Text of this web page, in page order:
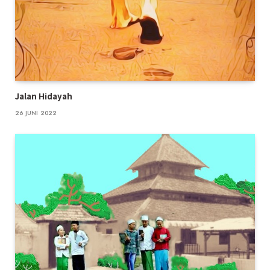
Jalan Hidayah
26 JUNI 2022